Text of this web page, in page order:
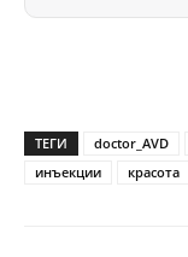
ТЕГИ doctor_AVD
инъекции
красота